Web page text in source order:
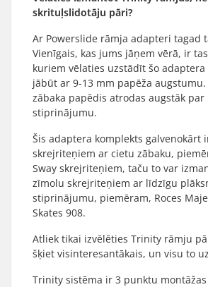
skrituļslidotāju pāri?
Ar Powerslide rāmja adapteri tagad
Vienīgais, kas jums jāņem vērā, ir
kuriem vēlaties uzstādīt šo
jābūt ar 9-13 mm papēža augstumu.
zābaka papēdis atrodas augstāk par
stiprinājumu.
Šis adaptera komplekts galvenokārt
skrejriteņiem ar cietu zābaku,
Sway skrejriteņiem, taču to var
zīmolu skrejriteņiem ar līdzīgu
stiprinājumu, piemēram, Roces
Skates 908.
Atliek tikai izvēlēties Trinity rāmju
šķiet visinteresantākais, un visu to
Trinity sistēma ir 3 punktu montāžas